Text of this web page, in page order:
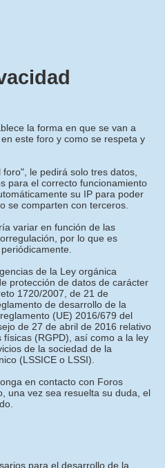
la forma en que se van a
este foro y como se respeta y
le pedirá solo tres datos,
para el correcto funcionamiento
su IP para poder
se comparten con terceros.
variar en función de las
por lo que es
de la Ley orgánica
protección de datos de carácter
1720/2007, de 21 de
de desarrollo de la
(UE) 2016/679 del
de 27 de abril de 2016 relativo
(RGPD), así como a la ley
de la sociedad de la
(LSSICE o LSSI).
en contacto con Foros
una vez sea resuelta su duda, el
para el desarrollo de la